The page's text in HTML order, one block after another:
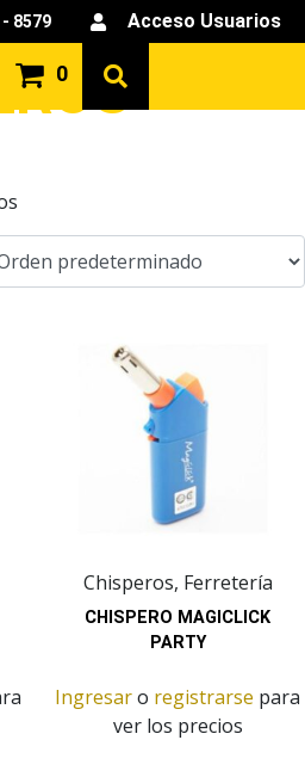
8579 Acceso Usuarios
0
Chisperos, Ferretería
CHISPERO MAGICLICK
PARTY
Ingresaro registrarse para
ver los precios